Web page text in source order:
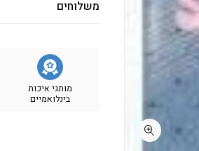
משלוחים
מותגי איכות
בינלואמיים